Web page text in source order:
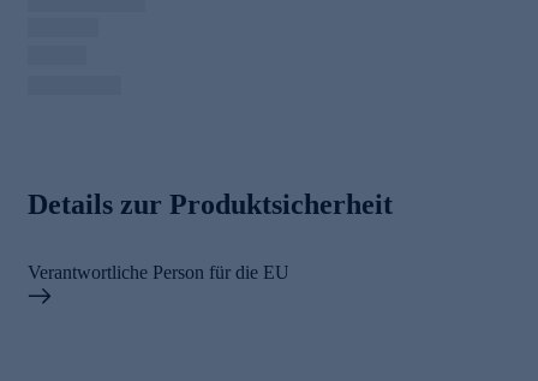
Details zur Produktsicherheit
Verantwortliche Person für die EU